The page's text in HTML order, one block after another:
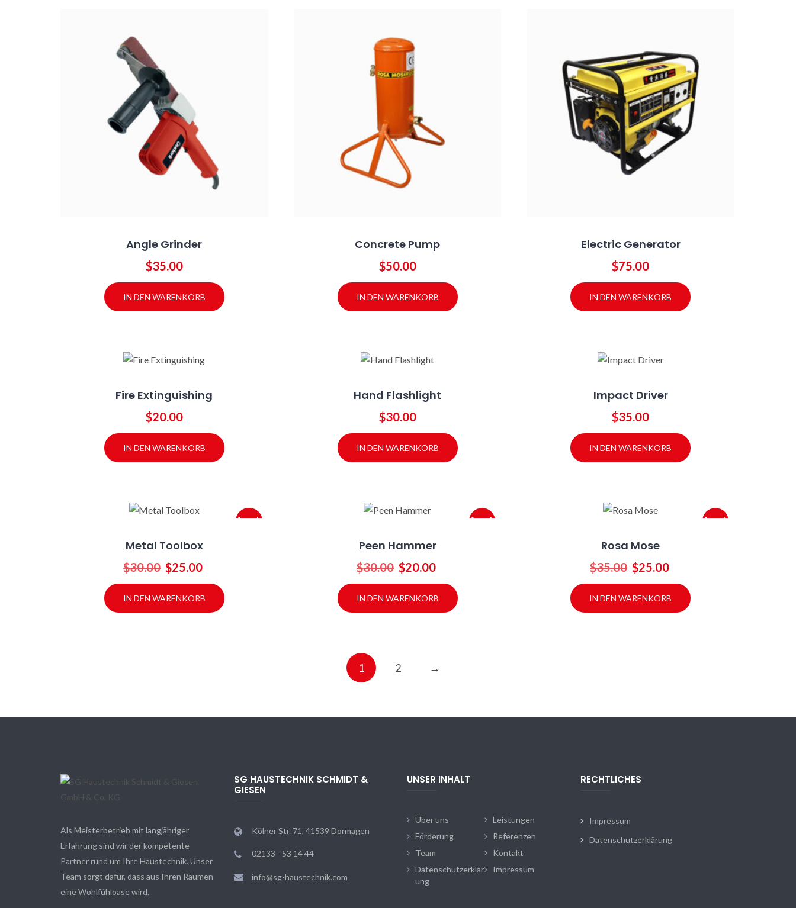
Angle Grinder
$35.00
IN DEN WARENKORB
Concrete Pump
$50.00
IN DEN WARENKORB
Electric Generator
$75.00
IN DEN WARENKORB
Fire Extinguishing
$20.00
IN DEN WARENKORB
Hand Flashlight
$30.00
IN DEN WARENKORB
Impact Driver
$35.00
IN DEN WARENKORB
Angeb
Metal Toolbox
$30.00 Ursprünglicher
Preis
war:
$30.00
$25.00
Preis
ist:
$25.00.
IN DEN WARENKORB
Angeb
Peen Hammer
$30.00 Ursprünglicher
Preis
war:
$30.00
$20.00
Preis
ist:
$20.00.
IN DEN WARENKORB
Angeb
Rosa Mose
$35.00 Ursprünglicher
Preis
war:
$35.00
$25.00
Preis
ist:
$25.00.
IN DEN WARENKORB
1 2 →
Als Meisterbetrieb mit langjähriger
Erfahrung sind wir der kompetente
Partner rund um Ihre Haustechnik. Unser
Team sorgt dafür, dass aus Ihren Räumen
eine Wohlfühloase wird.
SG HAUSTECHNIK SCHMIDT &
GIESEN
Kölner Str. 71, 41539 Dormagen
02133 - 53 14 44
info@sg-haustechnik.com
UNSER INHALT
Über uns
Leistungen
Förderung
Referenzen
Team
Kontakt
Datenschutzerklär
ung
Impressum
RECHTLICHES
Impressum
Datenschutzerklärung